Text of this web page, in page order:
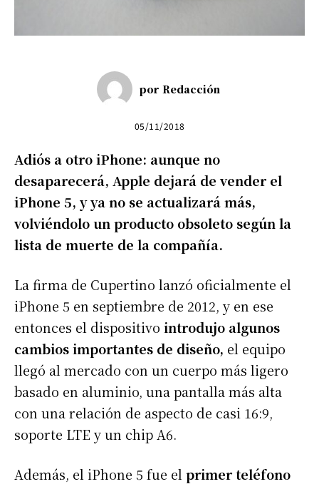
por Redacción
05/11/2018
Adiós a otro iPhone: aunque no
desaparecerá, Apple dejará de vender el
iPhone 5, y ya no se actualizará más,
volviéndolo un producto obsoleto según la
lista de muerte de la compañía.
La firma de Cupertino lanzó oficialmente el
iPhone 5 en septiembre de 2012, y en ese
entonces el dispositivo introdujo algunos
cambios importantes de diseño, el equipo
llegó al mercado con un cuerpo más ligero
basado en aluminio, una pantalla más alta
con una relación de aspecto de casi 16:9,
soporte LTE y un chip A6.
Además, el iPhone 5 fue el primer teléfono